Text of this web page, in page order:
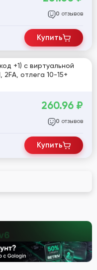
0 отзывов
Купить
+1) с виртуальной
2FA, отлега 10-15+
260.96 ₽
0 отзывов
Купить